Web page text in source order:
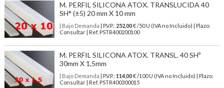
M. PERFIL SILICONA ATOX. TRANSLUCIDA 40
SH° (±5) 20 mm X 10 mm
| Bajo Demanda | P.V.P.: 252,00€ /50 U (IVA no Incluido) | Plazo:
Consultar | Ref. PSTR400200100
M. PERFIL SILICONA ATOX. TRANSL. 40 SHº
30mm X 1,5mm
| Bajo Demanda | P.V.P.: 114,00€ /100 U (IVA no Incluido) | Plazo:
Consultar | Ref. PSTR400300015